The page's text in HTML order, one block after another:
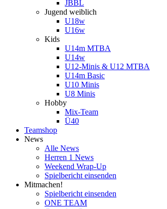
JBBL
Jugend weiblich
U18w
U16w
Kids
U14m MTBA
U14w
U12-Minis & U12 MTBA
U14m Basic
U10 Minis
U8 Minis
Hobby
Mix-Team
Ü40
Teamshop
News
Alle News
Herren 1 News
Weekend Wrap-Up
Spielbericht einsenden
Mitmachen!
Spielbericht einsenden
ONE TEAM